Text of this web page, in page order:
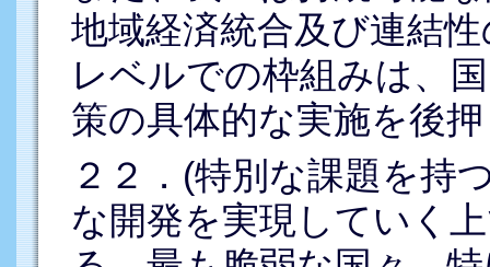
地域経済統合及び連結
レベルでの枠組みは、
策の具体的な実施を後
２２．(特別な課題を持
な開発を実現していく